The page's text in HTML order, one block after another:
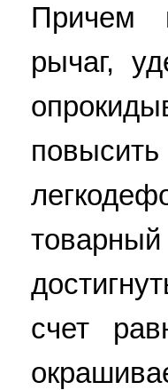
Причем
рычаг,
счет